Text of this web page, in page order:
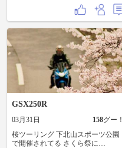
GSX250R
03月31日 158グー！
桜ツーリング 下北山スポーツ公園
で開催されてる さくら祭に